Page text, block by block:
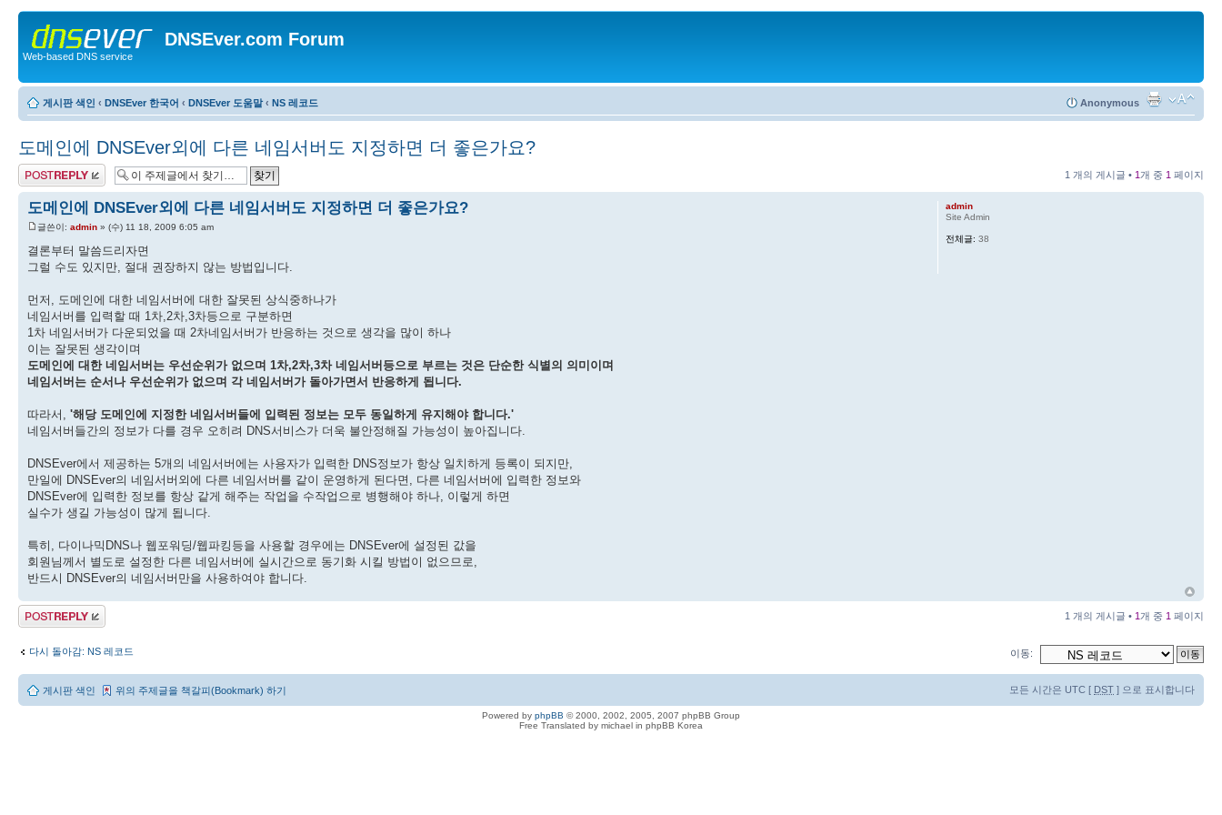
DNSEver.com Forum
Web-based DNS service
게시판 색인 ‹ DNSEver 한국어 ‹ DNSEver 도움말 ‹ NS 레코드 Anonymous
도메인에 DNSEver외에 다른 네임서버도 지정하면 더 좋은가요?
답변 게시글 1 개의 게시글 • 1 개 중 1 페이지
도메인에 DNSEver외에 다른 네임서버도 지정하면 더 좋은가요?
글쓴이: admin » (수) 11 18, 2009 6:05 am
결론부터 말씀드리자면
그럴 수도 있지만, 절대 권장하지 않는 방법입니다.
먼저, 도메인에 대한 네임서버에 대한 잘못된 상식중하나가
네임서버를 입력할 때 1차,2차,3차등으로 구분하면
1차 네임서버가 다운되었을 때 2차네임서버가 반응하는 것으로 생각을 많이 하나
이는 잘못된 생각이며
도메인에 대한 네임서버는 우선순위가 없으며 1차,2차,3차 네임서버등으로 부르는 것은 단순한 식별의 의미이며
네임서버는 순서나 우선순위가 없으며 각 네임서버가 돌아가면서 반응하게 됩니다.
따라서, '해당 도메인에 지정한 네임서버들에 입력된 정보는 모두 동일하게 유지해야 합니다.'
네임서버들간의 정보가 다를 경우 오히려 DNS서비스가 더욱 불안정해질 가능성이 높아집니다.
DNSEver에서 제공하는 5개의 네임서버에는 사용자가 입력한 DNS정보가 항상 일치하게 등록이 되지만,
만일에 DNSEver의 네임서버외에 다른 네임서버를 같이 운영하게 된다면, 다른 네임서버에 입력한 정보와
DNSEver에 입력한 정보를 항상 같게 해주는 작업을 수작업으로 병행해야 하나, 이렇게 하면
실수가 생길 가능성이 많게 됩니다.
특히, 다이나믹DNS나 웹포워딩/웹파킹등을 사용할 경우에는 DNSEver에 설정된 값을
회원님께서 별도로 설정한 다른 네임서버에 실시간으로 동기화 시킬 방법이 없으므로,
반드시 DNSEver의 네임서버만을 사용하여야 합니다.
admin
Site Admin
전체글: 38
답변 게시글 1 개의 게시글 • 1 개 중 1 페이지
다시 돌아감: NS 레코드 이동:
게시판 색인 위의 주제글을 책갈피(Bookmark) 하기 모든 시간은 UTC [ DST ] 으로 표시합니다
Powered by phpBB © 2000, 2002, 2005, 2007 phpBB Group
Free Translated by michael in phpBB Korea